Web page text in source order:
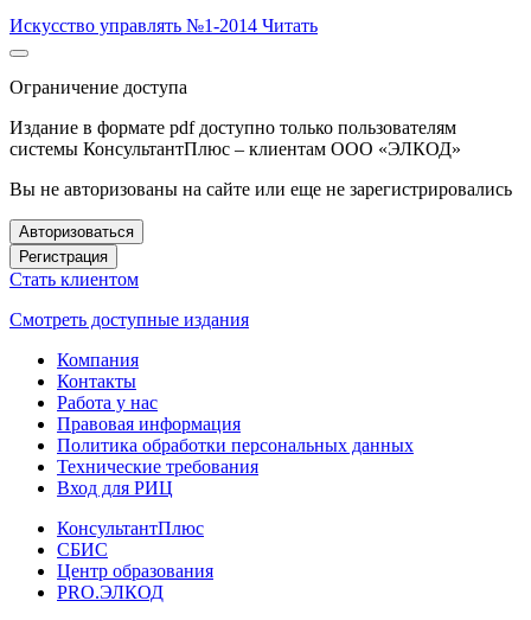
Искусство управлять №1-2014 Читать
Ограничение доступа
Издание в формате pdf доступно только пользователям
системы КонсультантПлюс – клиентам ООО «ЭЛКОД»
Вы не авторизованы на сайте или еще не зарегистрировались
Авторизоваться
Регистрация
Стать клиентом
Смотреть доступные издания
Компания
Контакты
Работа у нас
Правовая информация
Политика обработки персональных данных
Технические требования
Вход для РИЦ
КонсультантПлюс
СБИС
Центр образования
PRO.ЭЛКОД